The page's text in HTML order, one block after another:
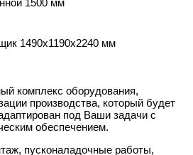
1500 мм
1490х1190х2240 мм
комплекс оборудования,
производства, который будет
под Ваши задачи с
обеспечением.
пусконаладочные работы,